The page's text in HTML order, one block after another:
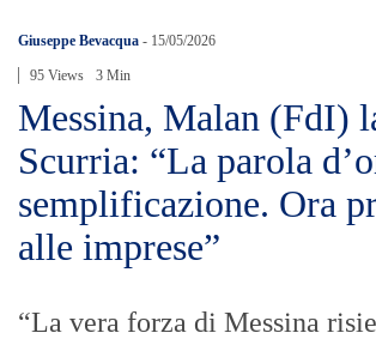
Giuseppe Bevacqua - 15/05/2026
95 Views 3 Min
Messina, Malan (FdI)
Scurria: “La parola
semplificazione. Ora
alle imprese”
“La vera forza di Messina